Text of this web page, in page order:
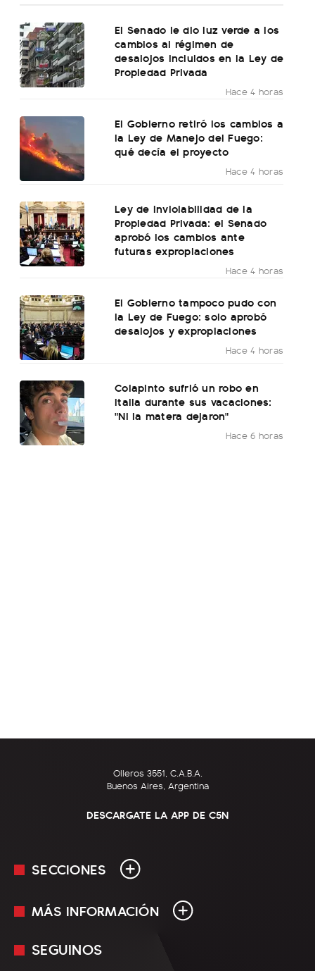
El Senado le dio luz verde a los
cambios al régimen de
desalojos incluidos en la Ley de
Propiedad Privada
Hace 4 horas
El Gobierno retiró los cambios a
la Ley de Manejo del Fuego:
qué decía el proyecto
Hace 4 horas
Ley de Inviolabilidad de la
Propiedad Privada: el Senado
aprobó los cambios ante
futuras expropiaciones
Hace 4 horas
El Gobierno tampoco pudo con
la Ley de Fuego: solo aprobó
desalojos y expropiaciones
Hace 4 horas
Colapinto sufrió un robo en
Italia durante sus vacaciones:
"Ni la matera dejaron"
Hace 6 horas
Olleros 3551, C.A.B.A.
Buenos Aires, Argentina
DESCARGATE LA APP DE C5N
SECCIONES
En Vivo
MÁS INFORMACIÓN
Mediakit
SEGUINOS